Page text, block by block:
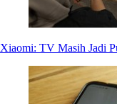
Xiaomi: TV Masih Jadi